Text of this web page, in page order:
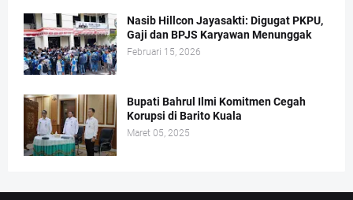
Nasib Hillcon Jayasakti: Digugat PKPU,
Gaji dan BPJS Karyawan Menunggak
Februari 15, 2026
Bupati Bahrul Ilmi Komitmen Cegah
Korupsi di Barito Kuala
Maret 05, 2025